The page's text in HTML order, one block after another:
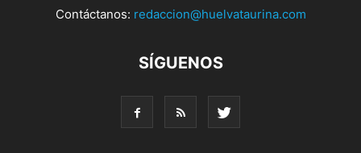
Contáctanos: redaccion@huelvataurina.com
SÍGUENOS